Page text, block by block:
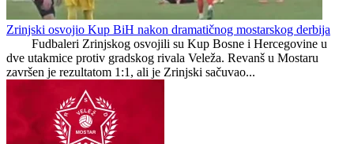
Preporučuje ContentExchange
Kup Bosne i Hercegovine
0 0